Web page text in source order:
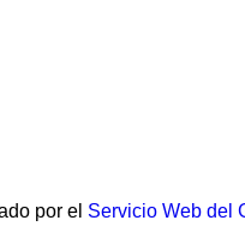
por el Servicio Web del